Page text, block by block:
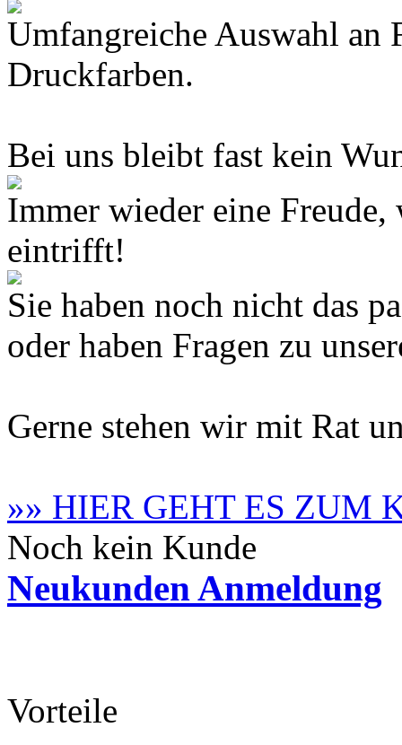
Umfangreiche Auswahl an
Druckfarben.
Bei uns bleibt fast kein
Immer wieder eine
eintrifft!
Sie haben noch nicht das
oder haben Fragen zu
Gerne stehen wir mit Rat
»» HIER GEHT ES ZUM
Noch kein Kunde
Neukunden Anmeldung
Vorteile